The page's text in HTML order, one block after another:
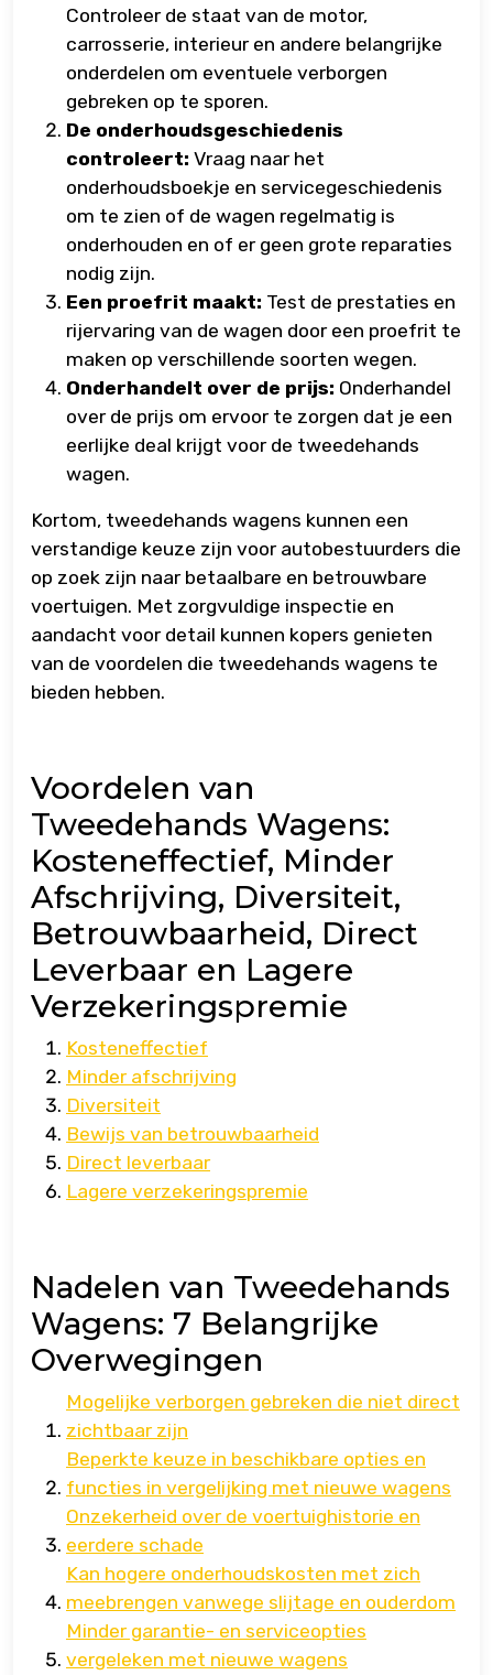
Controleer de staat van de motor,
carrosserie, interieur en andere belangrijke
onderdelen om eventuele verborgen
gebreken op te sporen.
De onderhoudsgeschiedenis
controleert: Vraag naar het
onderhoudsboekje en servicegeschiedenis
om te zien of de wagen regelmatig is
onderhouden en of er geen grote reparaties
nodig zijn.
Een proefrit maakt: Test de prestaties en
rijervaring van de wagen door een proefrit te
maken op verschillende soorten wegen.
Onderhandelt over de prijs: Onderhandel
over de prijs om ervoor te zorgen dat je een
eerlijke deal krijgt voor de tweedehands
wagen.
Kortom, tweedehands wagens kunnen een
verstandige keuze zijn voor autobestuurders die
op zoek zijn naar betaalbare en betrouwbare
voertuigen. Met zorgvuldige inspectie en
aandacht voor detail kunnen kopers genieten
van de voordelen die tweedehands wagens te
bieden hebben.
Voordelen van
Tweedehands Wagens:
Kosteneffectief, Minder
Afschrijving, Diversiteit,
Betrouwbaarheid, Direct
Leverbaar en Lagere
Verzekeringspremie
Kosteneffectief
Minder afschrijving
Diversiteit
Bewijs van betrouwbaarheid
Direct leverbaar
Lagere verzekeringspremie
Nadelen van Tweedehands
Wagens: 7 Belangrijke
Overwegingen
Mogelijke verborgen gebreken die niet direct
zichtbaar zijn
Beperkte keuze in beschikbare opties en
functies in vergelijking met nieuwe wagens
Onzekerheid over de voertuighistorie en
eerdere schade
Kan hogere onderhoudskosten met zich
meebrengen vanwege slijtage en ouderdom
Minder garantie- en serviceopties
vergeleken met nieuwe wagens